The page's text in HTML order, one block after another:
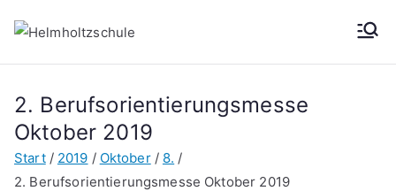
Helmh
oltzsch
Stadt Leipzig
2. Berufsorientierungsmesse
Oktober 2019
Start 2019 Oktober
8.
2. Berufsorientierungsmesse Oktober 2019